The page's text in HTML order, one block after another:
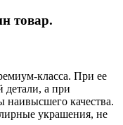
товар.
класса. При ее
детали, а при
наивысшего качества.
украшения, не